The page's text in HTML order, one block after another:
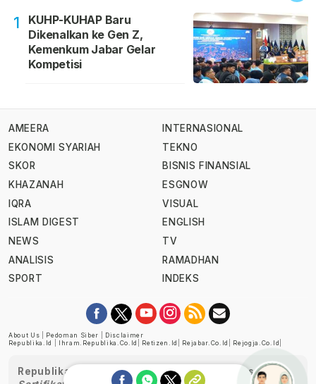
1
KUHP-KUHAP Baru
Dikenalkan ke Gen Z,
Kemenkum Jabar Gelar
Kompetisi
AMEERA
EKONOMI SYARIAH
SKOR
KHAZANAH
IQRA
ISLAM DIGEST
NEWS
ANALISIS
SPORT
INTERNASIONAL
TEKNO
BISNIS FINANSIAL
ESGNOW
VISUAL
ENGLISH
TV
RAMADHAN
INDEKS
About Us Pedoman Siber
Disclaimer
Republika.id
Ihram.republika.co.id Retizen.id Rejabar.co.id Rejogja.co.id
Republika telah diverifikasi oleh Dewan Pers